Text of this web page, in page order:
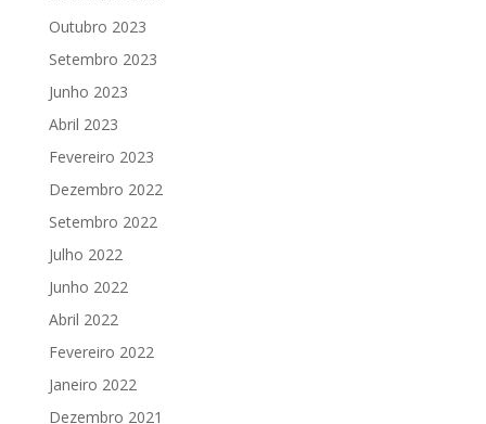
Outubro 2023
Setembro 2023
Junho 2023
Abril 2023
Fevereiro 2023
Dezembro 2022
Setembro 2022
Julho 2022
Junho 2022
Abril 2022
Fevereiro 2022
Janeiro 2022
Dezembro 2021